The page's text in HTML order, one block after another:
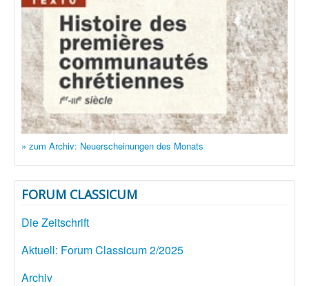
» zum Archiv: Neuerscheinungen des Monats
FORUM CLASSICUM
Die Zeitschrift
Aktuell: Forum Classicum 2/2025
Archiv